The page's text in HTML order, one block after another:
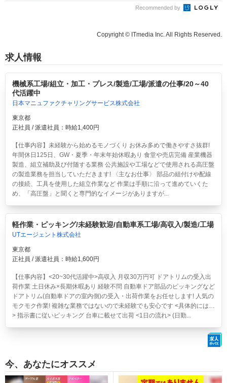
Recommended by
Copyright © ITmedia Inc. All Rights Reserved.
求人情報
機械系工場/組立・加工・プレス/製造/工場/派遣の仕事/20～40
代活躍中
日本マニュファクチャリングサービス株式会社
東京都
正社員 / 派遣社員：時給1,400円
【仕事内容】未経験から始めるモノづくり お休み多めで働きやすさ抜群!
年間休日125日、GW・夏季・年末年始休暇あり 食堂や売店完備 産業機器
製造、組立補助及び付随する業務 公共施設や工場などで使用される高圧盤
の製造業務を担当していただきます! 〈主なお仕事〉 部品の組付けや配線
の接続、工具を使用した組立作業など 作業は手順に沿って進めていくた
め、「高圧盤」と聞くと専門的なイメージがありますが...
軽作業・ピッキング/未経験歓迎/自動車系工場/高収入/製造/工場
UTエージェント株式会社
東京都
正社員 / 派遣社員：時給1,600円
【仕事内容】<20~30代活躍中>高収入 月収30万円可 ドアトリムの受入出
荷作業 土日休み×長期休暇あり 経験不問 自動車ドア部品のピッキングなど
ドアトリム(自動車ドアの室内側)の受入・出荷作業をお任せします! 人気の
モクモク作業! 複雑な業務ではないので未経験でも安心です <具体的には…
> 指示書に従いピッキング 台車に載せて出荷 <1日の流れ> (日勤...
今、あなたにオススメ